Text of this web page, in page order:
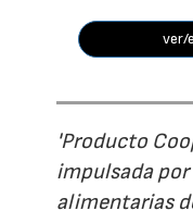
ver/
'Producto
impulsada
alimentarias